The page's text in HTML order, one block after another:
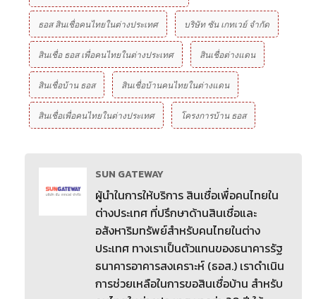
ธอส สินเชื่อคนไทยในต่างประเทศ บริษัท ซัน เกทเวย์ จํากัด
สินเชื่อ ธอส เพื่อคนไทยในต่างประเทศ สินเชื่อต่างแดน
สินเชื่อบ้าน ธอส สินเชื่อบ้านคนไทยในต่างแดน
สินเชื่อเพื่อคนไทยในต่างประเทศ โครงการบ้าน ธอส
SUN GATEWAY
ผู้นำในการให้บริการ สินเชื่อเพื่อคนไทยใน
ต่างประเทศ ที่ปรึกษาด้านสินเชื่อและ
อสังหาริมทรัพย์สำหรับคนไทยในต่าง
ประเทศ ทางเราเป็นตัวแทนของธนาคารรัฐ
ธนาคารอาคารสงเคราะห์ (ธอส.) เราดำเนิน
การช่วยเหลือในการขอสินเชื่อบ้าน สำหรับ